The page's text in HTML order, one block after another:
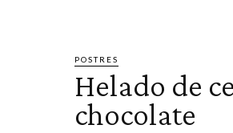
POSTRES
Helado de
chocolate